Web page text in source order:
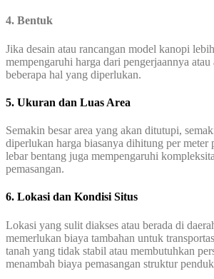
4. Bentuk
Jika desain atau rancangan model kanopi
mempengaruhi harga dari pengerjaannya atau
beberapa hal yang diperlukan.
5. Ukuran dan Luas Area
Semakin besar area yang akan ditutupi,
diperlukan harga biasanya dihitung per meter
lebar bentang juga mempengaruhi
pemasangan.
6. Lokasi dan Kondisi Situs
Lokasi yang sulit diakses atau berada di
memerlukan biaya tambahan untuk
tanah yang tidak stabil atau membutuhkan
menambah biaya pemasangan struktur